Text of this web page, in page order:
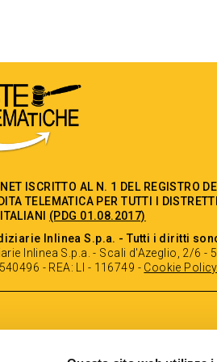
ISCRITTO AL N. 1 DEL REGISTRO
TELEMATICA PER TUTTI I
(PDG 01.08.2017)
Inlinea S.p.a. - Tutti i diritti
Inlinea S.p.a. - Scali d'Azeglio, 2/6 -
- REA: LI - 116749 - Cookie Policy